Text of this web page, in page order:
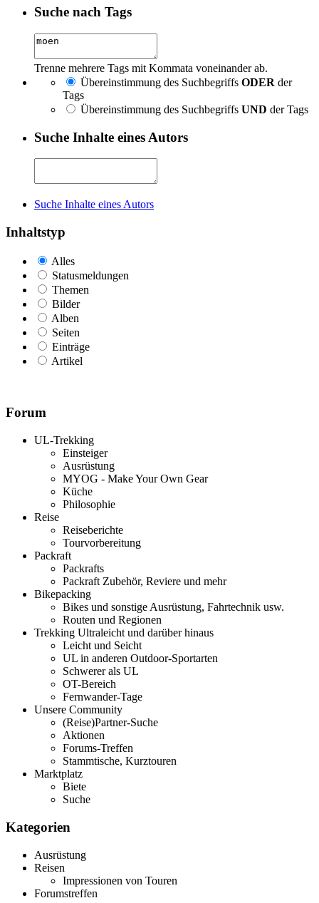
Suche nach Tags
Trenne mehrere Tags mit Kommata voneinander ab.
Übereinstimmung des Suchbegriffs ODER der
Tags
Übereinstimmung des Suchbegriffs UND der Tags
Suche Inhalte eines Autors
Suche Inhalte eines Autors
Inhaltstyp
Alles
Statusmeldungen
Themen
Bilder
Alben
Seiten
Einträge
Artikel
Forum
UL-Trekking
Einsteiger
Ausrüstung
MYOG - Make Your Own Gear
Küche
Philosophie
Reise
Reiseberichte
Tourvorbereitung
Packraft
Packrafts
Packraft Zubehör, Reviere und mehr
Bikepacking
Bikes und sonstige Ausrüstung, Fahrtechnik usw.
Routen und Regionen
Trekking Ultraleicht und darüber hinaus
Leicht und Seicht
UL in anderen Outdoor-Sportarten
Schwerer als UL
OT-Bereich
Fernwander-Tage
Unsere Community
(Reise)Partner-Suche
Aktionen
Forums-Treffen
Stammtische, Kurztouren
Marktplatz
Biete
Suche
Kategorien
Ausrüstung
Reisen
Impressionen von Touren
Forumstreffen